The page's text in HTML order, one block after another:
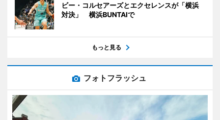
ビー・コルセアーズとエクセレンスが「横浜
対決」 横浜BUNTAIで
もっと見る
フォトフラッシュ